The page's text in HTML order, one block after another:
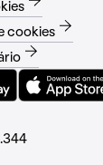
cookies